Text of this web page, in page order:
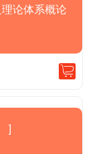
论体系概论
]